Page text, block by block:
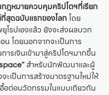
ฎหมายควบคุมคริปโตฯที่เรียก
สุดฉบับแรกของโลกโดย
โรปเองแล้ว ยังจะส่งผลบวก
โดยนอกจากจะเป็นการ
รเงินเข้ามาสู่คริปโตฯมากขึ้น
สำหรับนักพัฒนาและผู้
ะเป็นการสร้างมาตรฐานใหม่ให้
อต่อนวัตกรรมในแบบเดียวกัน